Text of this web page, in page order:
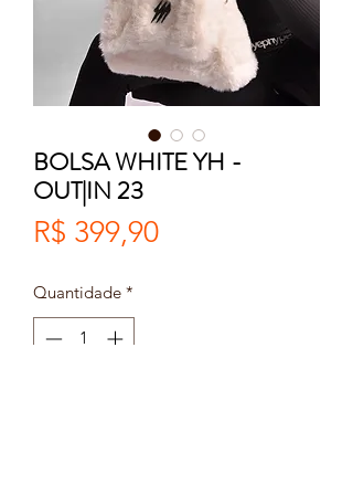
BOLSA WHITE YH -
OUT|IN 23
R$ 399,90Preço
Quantidade *